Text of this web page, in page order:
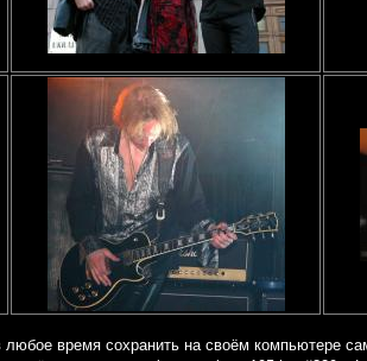
время сохранить на своём компьютере